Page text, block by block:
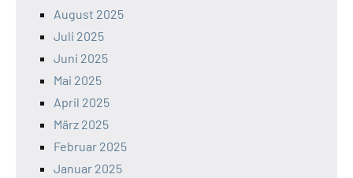
August 2025
Juli 2025
Juni 2025
Mai 2025
April 2025
März 2025
Februar 2025
Januar 2025